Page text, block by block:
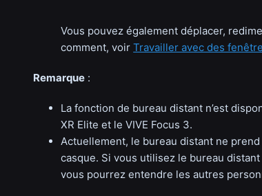
Vous pouvez également déplacer,
comment, voirTravailler avec des
Remarque :
La fonction de bureau distant n’est
XR Elite et le VIVE Focus 3.
Actuellement, le bureau distant ne
casque. Si vous utilisez le bureau
vous pourrez entendre les autres